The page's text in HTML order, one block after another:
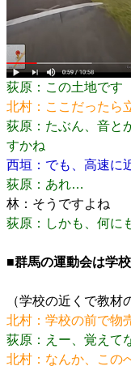
荻原：この土地です
北村：ここだったら
荻原：たぶん、音と
すかね
西垣：でも、高速に
荻原：あれ…
林：そうですよね
荻原：しかも、何に
■群馬の運動会は学
（学校の近くで教材
北村：学校の前で物
荻原：えー、覚えて
北村：なんか、この